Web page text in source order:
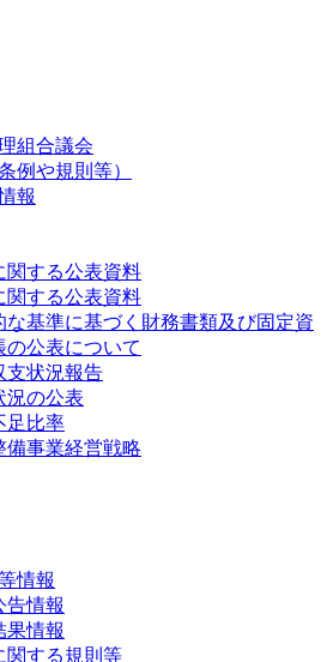
組合議会
例や規則等）
報
関する公表資料
関する公表資料
な基準に基づく財務書類及び固定資
の公表について
支状況報告
況の公表
足比率
備事業経営戦略
情報
告情報
果情報
関する規則等